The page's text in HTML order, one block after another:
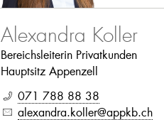
Alexandra Koller
Bereichsleiterin Privatkunden
Hauptsitz Appenzell
071 788 88 38
alexandra.koller@appkb.ch